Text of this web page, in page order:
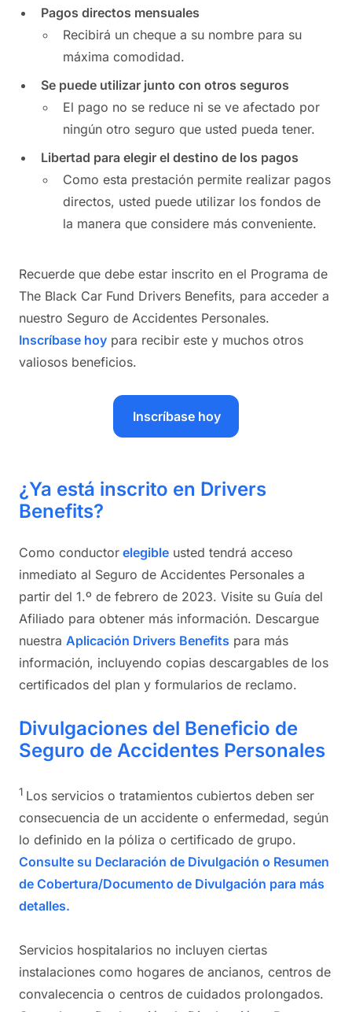
Pagos directos mensuales
Recibirá un cheque a su nombre para su
máxima comodidad.
Se puede utilizar junto con otros seguros
El pago no se reduce ni se ve afectado por
ningún otro seguro que usted pueda tener.
Libertad para elegir el destino de los pagos
Como esta prestación permite realizar pagos
directos, usted puede utilizar los fondos de
la manera que considere más conveniente.
Recuerde que debe estar inscrito en el Programa de
The Black Car Fund Drivers Benefits, para acceder a
nuestro Seguro de Accidentes Personales.
Inscríbase hoy para recibir este y muchos otros
valiosos beneficios.
Inscríbase hoy
¿Ya está inscrito en Drivers
Benefits?
Como conductor elegible usted tendrá acceso
inmediato al Seguro de Accidentes Personales a
partir del 1.º de febrero de 2023. Visite su Guía del
Afiliado para obtener más información. Descargue
nuestra Aplicación Drivers Benefits para más
información, incluyendo copias descargables de los
certificados del plan y formularios de reclamo.
​​Divulgaciones del Beneficio de
Seguro de Accidentes Personales
1 Los servicios o tratamientos cubiertos deben ser
consecuencia de un accidente o enfermedad, según
lo definido en la póliza o certificado de grupo.
Consulte su Declaración de Divulgación o Resumen
de Cobertura/Documento de Divulgación para más
detalles.
Servicios hospitalarios no incluyen ciertas
instalaciones como hogares de ancianos, centros de
convalecencia o centros de cuidados prolongados.